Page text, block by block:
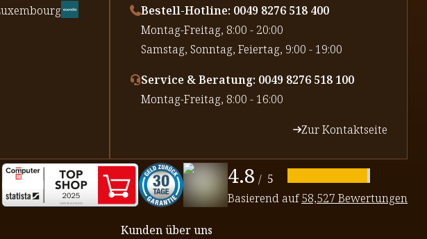
Bestell-Hotline: 0049 8276 518 400
⁠Montag-Freitag, 8:00 - 20:00
⁠Samstag, Sonntag, Feiertag, 9:00 - 19:00
Service & Beratung: 0049 8276 518 100
⁠Montag-Freitag, 8:00 - 16:00
Zur Kontaktseite
4.8 / 5
Basierend auf58,527 Bewertungen
Kunden über uns